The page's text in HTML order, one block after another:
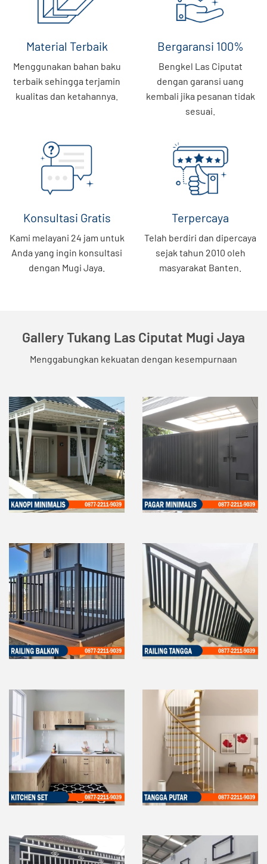
Material Terbaik
Menggunakan bahan baku
terbaik sehingga terjamin
kualitas dan ketahannya.
Bergaransi 100%
Bengkel Las Ciputat
dengan garansi uang
kembali jika pesanan tidak
sesuai.
Konsultasi Gratis
Kami melayani 24 jam untuk
Anda yang ingin konsultasi
dengan Mugi Jaya.
Terpercaya
Telah berdiri dan dipercaya
sejak tahun 2010 oleh
masyarakat Banten.
Gallery Tukang Las Ciputat Mugi Jaya
Menggabungkan kekuatan dengan kesempurnaan